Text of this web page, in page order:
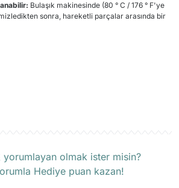
Bulaşık makinesinde (80 ° C / 176 ° F'ye
sonra, hareketli parçalar arasında bir
yorumlayan olmak ister misin?
Hediye puan kazan!